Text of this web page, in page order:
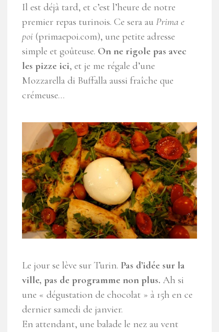
Il est déjà tard, et c’est l’heure de notre
premier repas turinois. Ce sera au Prima e
poi (primaepoi.com), une petite adresse
simple et goûteuse. On ne rigole pas avec
les pizze ici, et je me régale d’une
Mozzarella di Buffalla aussi fraîche que
crémeuse…
Le jour se lève sur Turin. Pas d’idée sur la
ville, pas de programme non plus. Ah si
une « dégustation de chocolat » à 15h en ce
dernier samedi de janvier.
En attendant, une balade le nez au vent